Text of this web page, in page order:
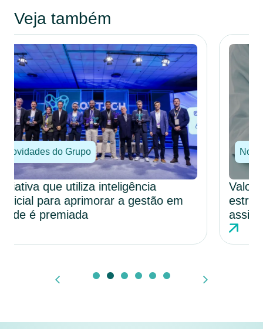
Veja também
Novidades do Grupo
Valor em saúde avança como modelo
estratégico para eficiência e qualidade
assistencial